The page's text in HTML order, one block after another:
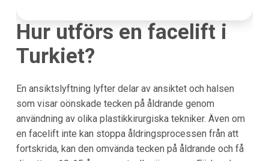
Hur utförs en facelift i
Turkiet?
En ansiktslyftning lyfter delar av ansiktet och halsen
som visar oönskade tecken på åldrande genom
användning av olika plastikkirurgiska tekniker. Även om
en facelift inte kan stoppa åldringsprocessen från att
fortskrida, kan den omvända tecken på åldrande och få